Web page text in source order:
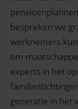
bespreken we
werknemers
om
experts in het
generatie in het